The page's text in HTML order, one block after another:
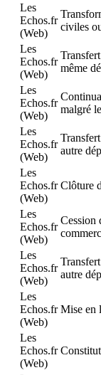
Les
Echos.fr
(Web)
civiles
Les
Echos.fr
(Web)
même
Les
Echos.fr
(Web)
malgré
Les
Echos.fr
(Web)
autre
Les
Echos.fr
(Web)
Clôture
Les
Echos.fr
(Web)
Cession
Les
Echos.fr
(Web)
autre
Les
Echos.fr
(Web)
Mise en
Les
Echos.fr
(Web)